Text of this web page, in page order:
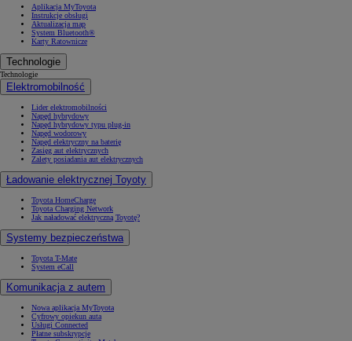
Aplikacja MyToyota
Instrukcje obsługi
Aktualizacja map
System Bluetooth®
Karty Ratownicze
Technologie
Technologie
Elektromobilność
Lider elektromobilności
Napęd hybrydowy
Napęd hybrydowy typu plug-in
Napęd wodorowy
Napęd elektryczny na baterię
Zasięg aut elektrycznych
Zalety posiadania aut elektrycznych
Ładowanie elektrycznej Toyoty
Toyota HomeCharge
Toyota Charging Network
Jak naładować elektryczną Toyotę?
Systemy bezpieczeństwa
Toyota T-Mate
System eCall
Komunikacja z autem
Nowa aplikacja MyToyota
Cyfrowy opiekun auta
Usługi Connected
Płatne subskrypcje